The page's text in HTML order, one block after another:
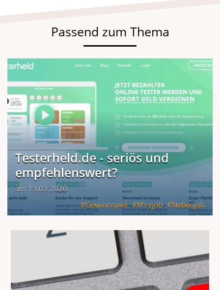
Passend zum Thema
Testerheld.de - seriös und
empfehlenswert?
am 13.03.2020
Gewinnspiel
Minijob Nebenjob